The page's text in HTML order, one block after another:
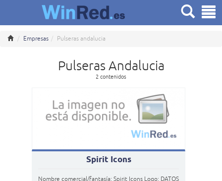
Empresas Pulseras andalucia
Pulseras Andalucia
2 contenidos
Spirit Icons
Nombre comercial/fantasía: Spirit Icons Logo: DATOS